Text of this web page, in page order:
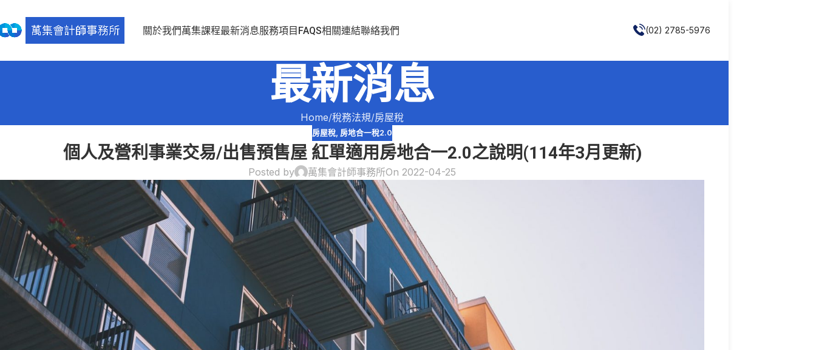
關於我們萬集課程最新消息服務項目 FAQS相關連結聯絡我們 (02) 2785-5976
最新消息
Home 稅務法規 房屋稅
房屋稅, 房地合一稅2.0
個人及營利事業交易/出售預售屋 紅單適用房地合一2.0之說明(114年3月更新)
Posted by 萬集會計師事務所On 2022-04-25